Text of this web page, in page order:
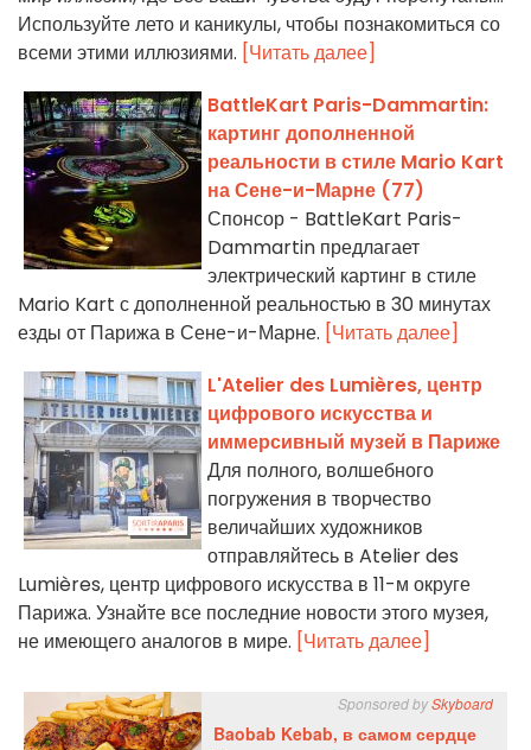
Используйте лето и каникулы, чтобы познакомиться со
всеми этими иллюзиями. [Читать далее]
BattleKart Paris-Dammartin:
картинг дополненной
реальности в стиле Mario Kart
на Сене-и-Марне (77)
Спонсор - BattleKart Paris-
Dammartin предлагает
электрический картинг в стиле
Mario Kart с дополненной реальностью в 30 минутах
езды от Парижа в Сене-и-Марне. [Читать далее]
L'Atelier des Lumières, центр
цифрового искусства и
иммерсивный музей в Париже
Для полного, волшебного
погружения в творчество
величайших художников
отправляйтесь в Atelier des
Lumières, центр цифрового искусства в 11-м округе
Парижа. Узнайте все последние новости этого музея,
не имеющего аналогов в мире. [Читать далее]